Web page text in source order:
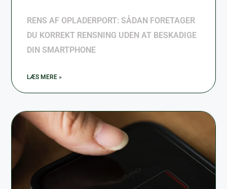
RENS AF OPLADERPORT: SÅDAN FORETAGER
DU KORREKT RENSNING UDEN AT BESKADIGE
DIN SMARTPHONE
LÆS MERE »